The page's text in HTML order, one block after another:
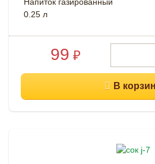
0.25 л
99 ₽